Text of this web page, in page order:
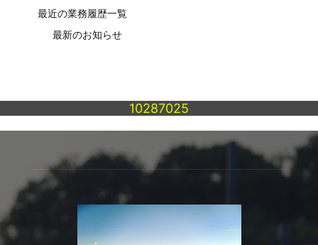
最近の業務履歴一覧
最新のお知らせ
10287025